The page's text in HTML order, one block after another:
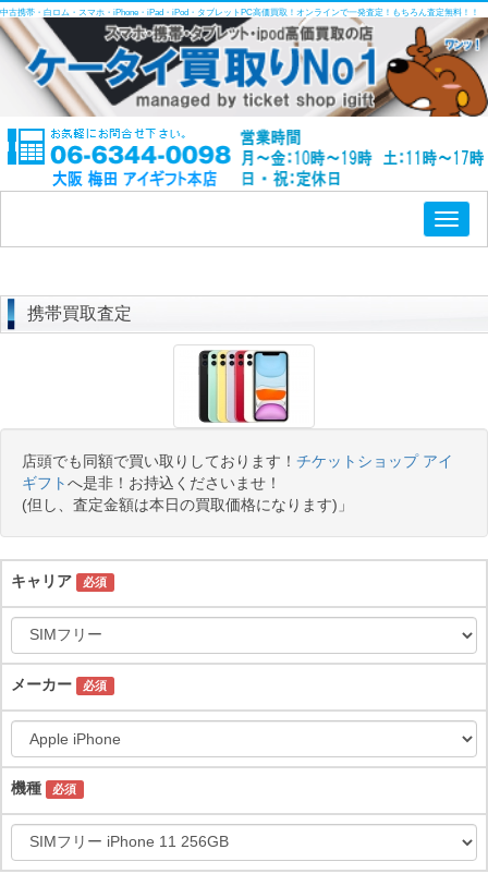
中古携帯・白ロム・スマホ・iPhone・iPad・iPod・タブレットPC高価買取！オンラインで一発査定！もちろん査定無料！！
携帯買取査定
店頭でも同額で買い取りしております！ チケットショップ アイ
ギフトへ是非！お持込くださいませ！
(但し、査定金額は本日の買取価格になります)」
キャリア 必須
メーカー 必須
機種 必須